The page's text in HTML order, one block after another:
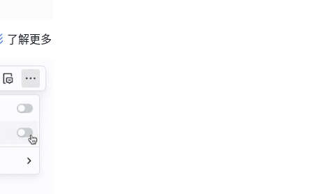
了解更多